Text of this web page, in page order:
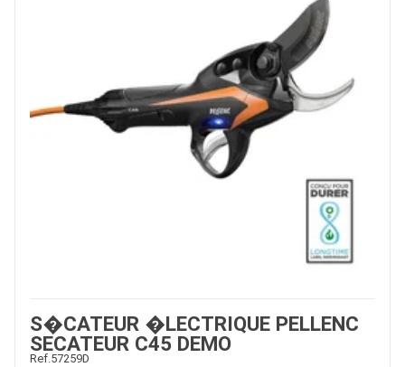
S�CATEUR �LECTRIQUE PELLENC
SECATEUR C45 DEMO
Ref. 57259D